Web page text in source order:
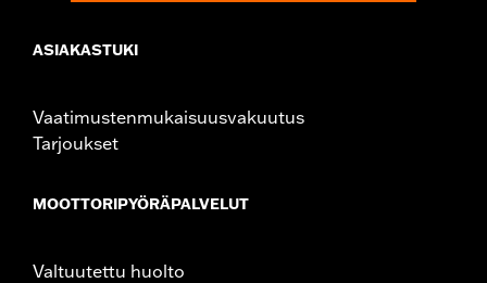
ASIAKASTUKI
Vaatimustenmukaisuusvakuutus
Tarjoukset
MOOTTORIPYÖRÄPALVELUT
Valtuutettu huolto